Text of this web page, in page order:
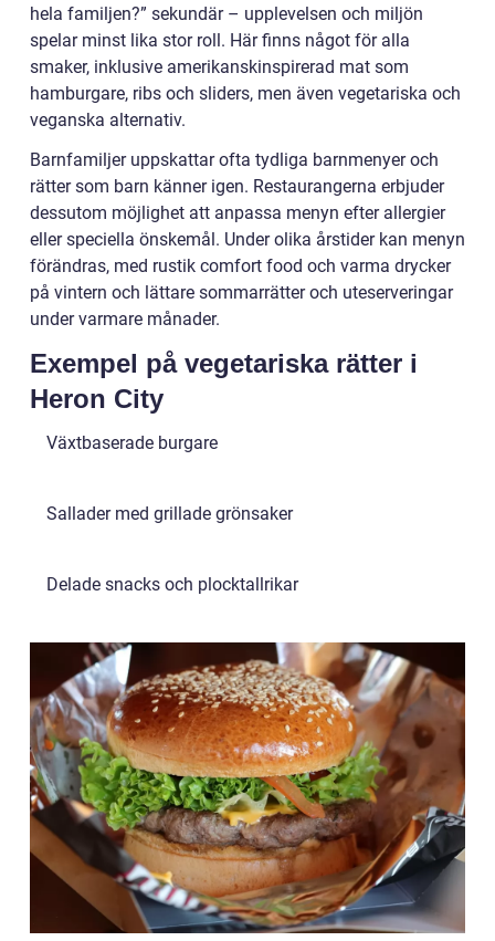
hela familjen?” sekundär – upplevelsen och miljön
spelar minst lika stor roll. Här finns något för alla
smaker, inklusive amerikanskinspirerad mat som
hamburgare, ribs och sliders, men även vegetariska och
veganska alternativ.
Barnfamiljer uppskattar ofta tydliga barnmenyer och
rätter som barn känner igen. Restaurangerna erbjuder
dessutom möjlighet att anpassa menyn efter allergier
eller speciella önskemål. Under olika årstider kan menyn
förändras, med rustik comfort food och varma drycker
på vintern och lättare sommarrätter och uteserveringar
under varmare månader.
Exempel på vegetariska rätter i
Heron City
Växtbaserade burgare
Sallader med grillade grönsaker
Delade snacks och plocktallrikar